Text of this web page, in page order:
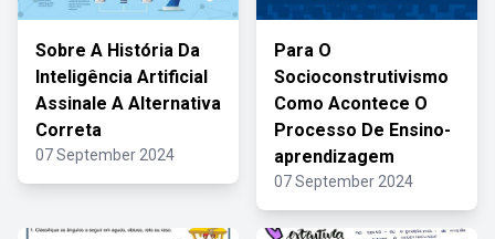
Sobre A História Da
Inteligência Artificial
Assinale A Alternativa
Correta
07 September 2024
Para O
Socioconstrutivismo
Como Acontece O
Processo De Ensino-
aprendizagem
07 September 2024